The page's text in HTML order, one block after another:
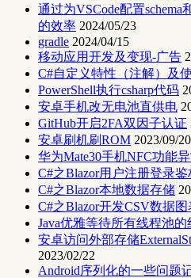
通过为VSCode配置
的效率 2024/05/23
gradle 2024/04/15
移动应用开发及变现-广告
C#自定义特性（注解）及
PowerShell执行csharp代码
安卓手机改无电池直供电
GitHub开启2FA双因子认证
安卓刷机刷ROM 2023/09/20
华为Mate30手机NFC功能
C#之Blazor用户注册登录
C#之Blazor本地数据存储
C#之Blazor开发CSV数据图
Java优雅等待所有线程池
安卓访问外部存储
2023/02/22
Android序列化的一些问题